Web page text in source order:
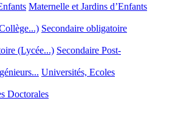
Maternelle et Jardins d’Enfants
Secondaire obligatoire
(Lycée...) Secondaire Post-
Universités, Ecoles
Doctorales